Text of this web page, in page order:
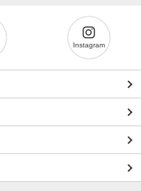
Instagram